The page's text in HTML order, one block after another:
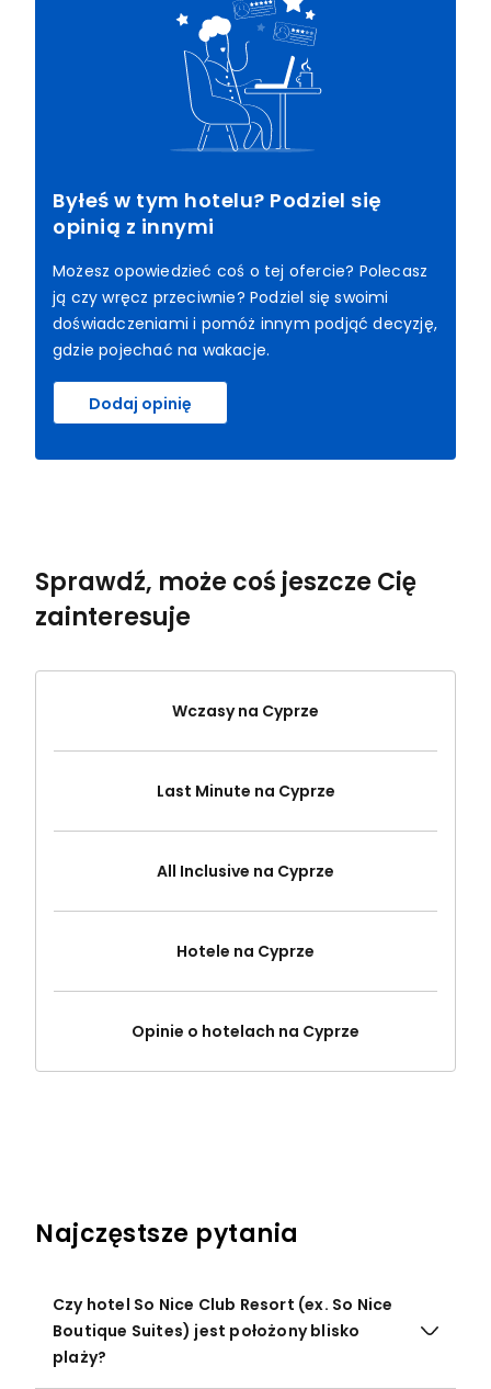
Byłeś w tym hotelu? Podziel się
opinią z innymi
Możesz opowiedzieć coś o tej ofercie? Polecasz
ją czy wręcz przeciwnie? Podziel się swoimi
doświadczeniami i pomóż innym podjąć decyzję,
gdzie pojechać na wakacje.
Dodaj opinię
Sprawdź, może coś jeszcze Cię
zainteresuje
Wczasy na Cyprze
Last Minute na Cyprze
All Inclusive na Cyprze
Hotele na Cyprze
Opinie o hotelach na Cyprze
Najczęstsze pytania
Czy hotel So Nice Club Resort (ex. So Nice
Boutique Suites) jest położony blisko
plaży?